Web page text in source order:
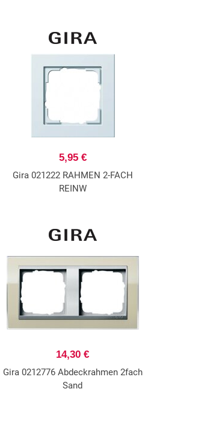
5,95 €
Gira 021222 RAHMEN 2-FACH
REINW
14,30 €
Gira 0212776 Abdeckrahmen 2fach
Sand